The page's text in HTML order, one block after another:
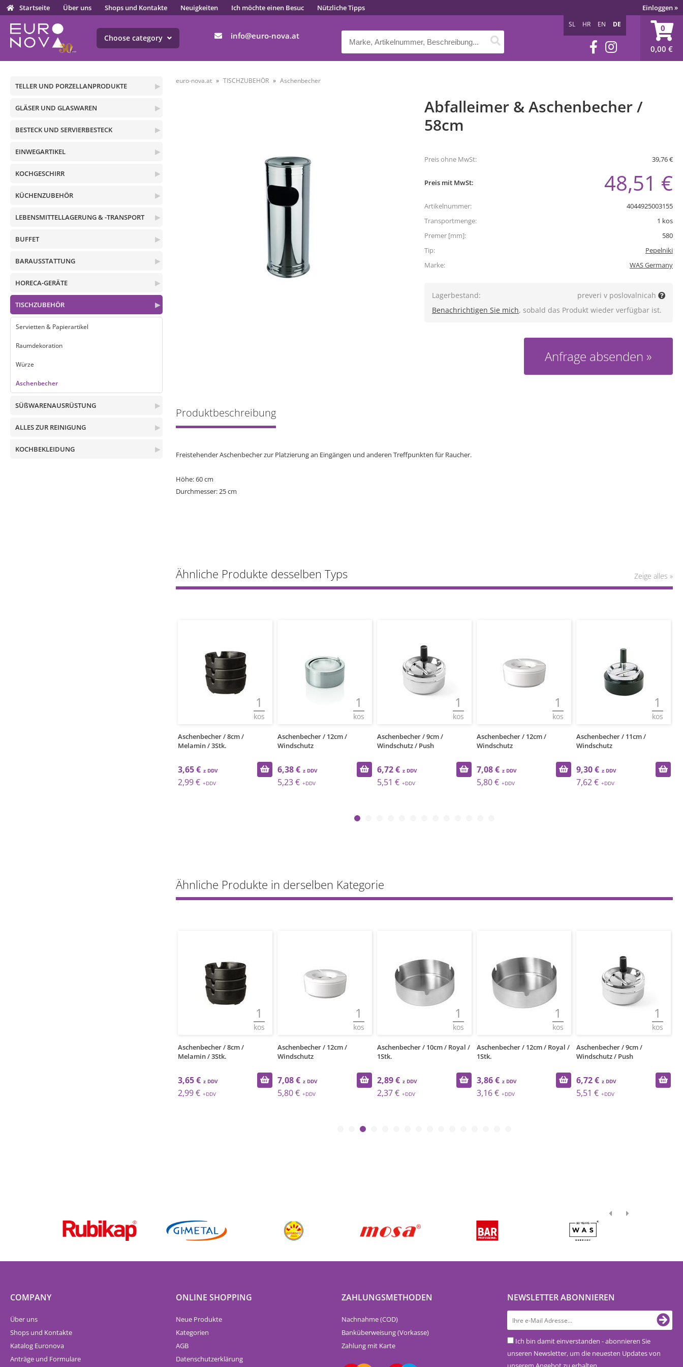
Startseite Über uns Shops und Kontakte Neuigkeiten Ich möchte einen Besuc Nützliche Tipps Einloggen»
info euro-nova.at
0
0,00 €
SL HR EN DE
Choose category
▶
TELLER UND PORZELLANPRODUKTE
▶
GLÄSER UND GLASWAREN
▶
BESTECK UND SERVIERBESTECK
▶
EINWEGARTIKEL
▶
KOCHGESCHIRR
▶
KÜCHENZUBEHÖR
▶
LEBENSMITTELLAGERUNG & -TRANSPORT
▶
BUFFET
▶
BARAUSSTATTUNG
▶
HORECA-GERÄTE
▶
TISCHZUBEHÖR
Servietten & Papierartikel
Raumdekoration
Würze
Aschenbecher
▶
SÜßWARENAUSRÜSTUNG
▶
ALLES ZUR REINIGUNG
▶
KOCHBEKLEIDUNG
euro-nova.at TISCHZUBEHÖR Aschenbecher
Abfalleimer & Aschenbecher /
58cm
Preis ohne MwSt: 39,76 €
Preis mit MwSt: 48,51 €
Artikelnummer:
4044925003155
Transportmenge:
1 kos
Premer [mm]:
580
Tip:
Pepelniki
Marke:
WAS Germany
Lagerbestand:
preveri v poslovalnicah
Benachrichtigen Sie mich, sobald das Produkt wieder verfügbar ist.
Anfrage absenden
Produktbeschreibung
Freistehender Aschenbecher zur Platzierung an Eingängen und anderen Treffpunkten für Raucher.
Höhe: 60 cm
Durchmesser: 25 cm
Ähnliche Produkte desselben Typs Zeige alles »
1
kos
Aschenbecher / 8cm /
Melamin / 3Stk.
3,65 €
2,99 €
1
kos
Aschenbecher / 12cm /
Windschutz
6,38 €
5,23 €
1
kos
Aschenbecher / 9cm /
Windschutz / Push
6,72 €
5,51 €
1
kos
Aschenbecher / 12cm /
Windschutz
7,08 €
5,80 €
1
kos
Aschenbecher / 11cm /
Windschutz
9,30 €
7,62 €
Ähnliche Produkte in derselben Kategorie
1
kos
Aschenbecher / 8cm /
Melamin / 3Stk.
3,65 €
2,99 €
1
kos
Aschenbecher / 12cm /
Windschutz
7,08 €
5,80 €
1
kos
Aschenbecher / 10cm / Royal /
1Stk.
2,89 €
2,37 €
1
kos
Aschenbecher / 12cm / Royal /
1Stk.
3,86 €
3,16 €
1
kos
Aschenbecher / 9cm /
Windschutz / Push
6,72 €
5,51 €
COMPANY
Über uns
Shops und Kontakte
Katalog Euronova
Anträge und Formulare
ONLINE SHOPPING
Neue Produkte
Kategorien
AGB
Datenschutzerklärung
ZAHLUNGSMETHODEN
Nachnahme (COD)
Banküberweisung (Vorkasse)
Zahlung mit Karte
NEWSLETTER ABONNIEREN
Ich bin damit einverstanden - abonnieren Sie
unseren Newsletter, um die neuesten Updates von